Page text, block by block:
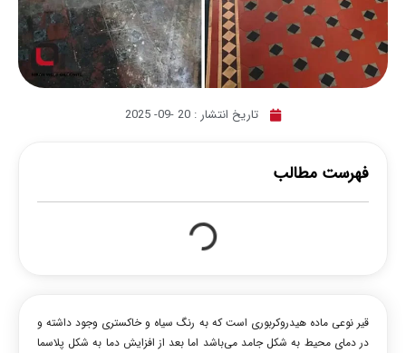
تاریخ انتشار :20 -09- 2025
فهرست مطالب
قیر نوعی ماده هیدروکربوری است که به رنگ سیاه و خاکستری وجود داشته و
در دمای محیط به شکل جامد می‌باشد اما بعد از افزایش دما به شکل پلاسما